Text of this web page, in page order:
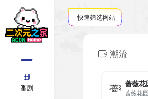
番剧
快速筛选网站
潮流
蔷薇花